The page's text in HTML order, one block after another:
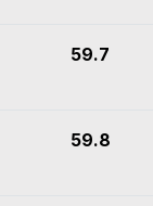
59.7
59.8